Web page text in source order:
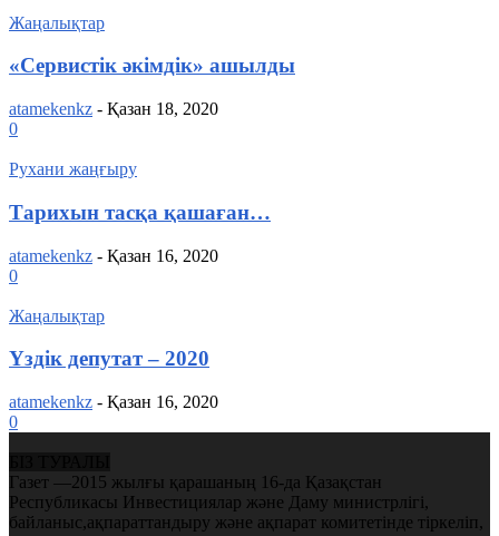
Жаңалықтар
«Сервистік əкімдік» ашылды
atamekenkz - Қазан 18, 2020
0
Рухани жаңғыру
Тарихын тасқа қашаған…
atamekenkz - Қазан 16, 2020
0
Жаңалықтар
Үздік депутат – 2020
atamekenkz - Қазан 16, 2020
0
Газет —2015 жылғы қарашаның 16-да Қазақстан
Республикасы Инвестициялар және Даму министрлігі,
байланыс,ақпараттандыру және ақпарат комитетінде тіркеліп,